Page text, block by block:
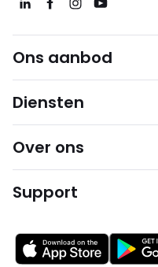
Ons aanbod
Diensten
Over ons
Support